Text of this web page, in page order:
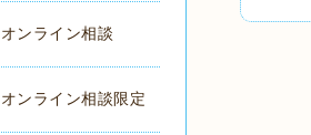
オンライン相談
オンライン相談限定